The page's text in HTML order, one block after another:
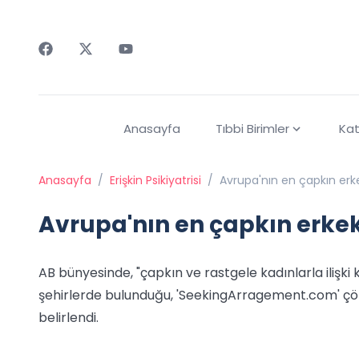
Anasayfa Tıbbi Birimler
Anasayfa / Erişkin Psikiyatrisi / Avrupa'nın en çapkın
Avrupa'nın en çapkın
AB bünyesinde, "çapkın ve rastgele kadınlarla
şehirlerde bulunduğu, 'SeekingArragement.com'
belirlendi.